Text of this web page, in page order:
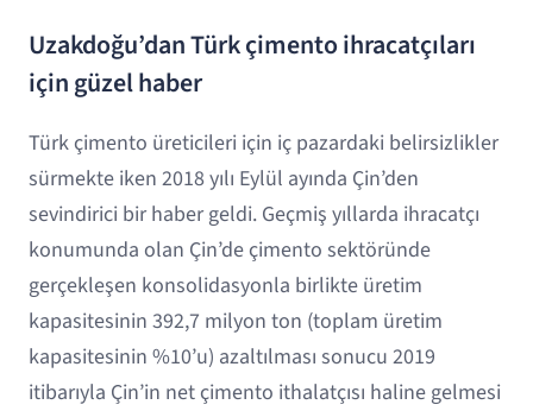
Uzakdoğu’dan Türk çimento ihracatçıları
için güzel haber
Türk çimento üreticileri için iç pazardaki belirsizlikler
sürmekte iken 2018 yılı Eylül ayında Çin’den
sevindirici bir haber geldi. Geçmiş yıllarda ihracatçı
konumunda olan Çin’de çimento sektöründe
gerçekleşen konsolidasyonla birlikte üretim
kapasitesinin 392,7 milyon ton (toplam üretim
kapasitesinin %10’u) azaltılması sonucu 2019
itibarıyla Çin’in net çimento ithalatçısı haline gelmesi